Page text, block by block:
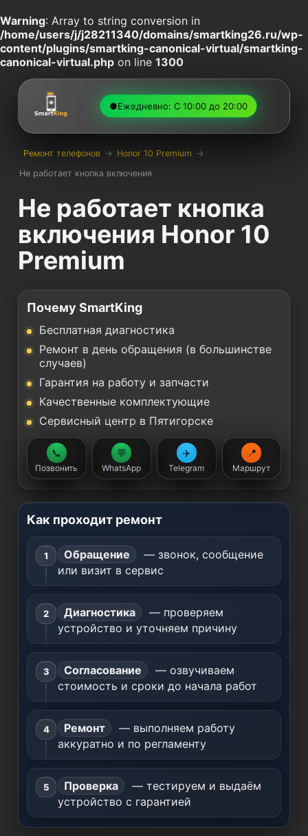
Warning: Array to string conversion in
/home/users/j/j28211340/domains/smartking26.ru/wp-
content/plugins/smartking-canonical-virtual/smartking-
canonical-virtual.php on line 1300
●Ежедневно: С 10:00 до 20:00
Ремонт телефонов → Honor 10 Premium →
Не работает кнопка включения
Не работает кнопка
включения Honor 10
Premium
Почему SmartKing
Бесплатная диагностика
Ремонт в день обращения (в большинстве
случаев)
Гарантия на работу и запчасти
Качественные комплектующие
Сервисный центр в Пятигорске
📞
Позвонить
💬
WhatsApp
✈️
Telegram
📍
Маршрут
Как проходит ремонт
Обращение
— звонок, сообщение
или визит в сервис
Диагностика
— проверяем
устройство и уточняем причину
Согласование
— озвучиваем
стоимость и сроки до начала работ
Ремонт
— выполняем работу
аккуратно и по регламенту
Проверка
— тестируем и выдаём
устройство с гарантией